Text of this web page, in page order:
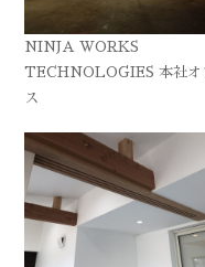
NINJA WORKS
TECHNOLOGIES 本社オ
ス